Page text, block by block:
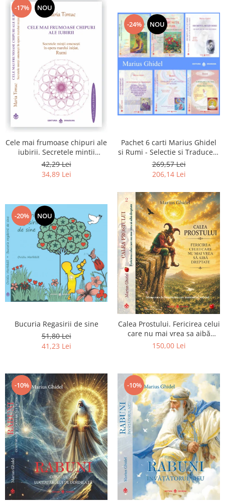
-17% NOU
Cele mai frumoase chipuri ale
iubirii. Secretele mintii
omenesti in opera marelui
initiat, Rumi
42,29 Lei
34,89 Lei
-24% NOU
Pachet 6 carti Marius Ghidel
si Rumi - Selectie si Traducere
de Marius Ghidel
269,57 Lei
206,14 Lei
-20% NOU
Bucuria Regasirii de sine
51,80 Lei
41,23 Lei
Calea Prostului. Fericirea celui
care nu mai vrea sa aibă
dreptate - Intoarcerea la
150,00 Lei
-10% -10%